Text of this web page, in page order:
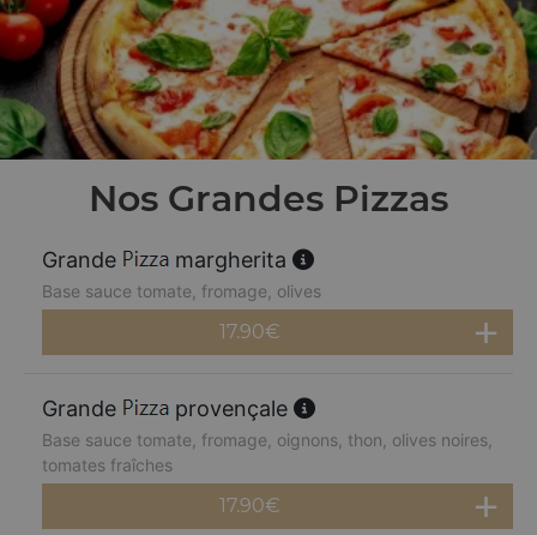
Nos Grandes Pizzas
Grande margherita
Base sauce tomate, fromage, olives
17.90€
Grande provençale
Base sauce tomate, fromage, oignons, thon, olives noires,
tomates fraîches
17.90€